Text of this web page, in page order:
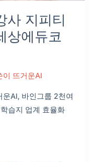
사 지피티
상에듀코
이 뜨거운AI
운AI, 바인그룹 2천여
습지 업계 효율화